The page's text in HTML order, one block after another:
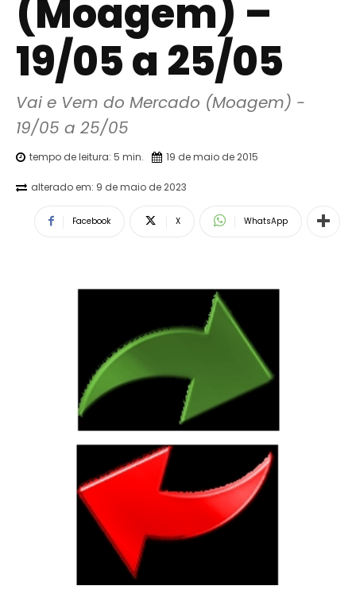
(Moagem) –
19/05 a 25/05
Vai e Vem do Mercado (Moagem) -
19/05 a 25/05
tempo de leitura: 5 min. 19 de maio de 2015
alterado em: 9 de maio de 2023
Facebook X WhatsApp